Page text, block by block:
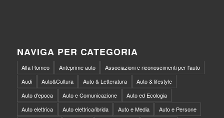
NAVIGA PER CATEGORIA
Alfa Romeo Anteprime auto
Associazioni e riconoscimenti per l'auto
Audi
Auto&Cultura Auto & Letteratura
Auto & lifestyle
Auto d'epoca
Auto e Comunicazione
Auto ed Ecologia
Auto elettrica
Auto elettrica/ibrida Auto e Media
Auto e Persone